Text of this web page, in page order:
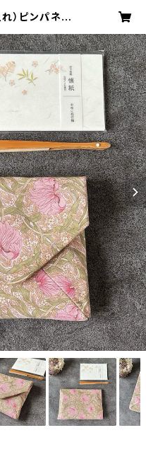
）ピンパネル・
ニャ